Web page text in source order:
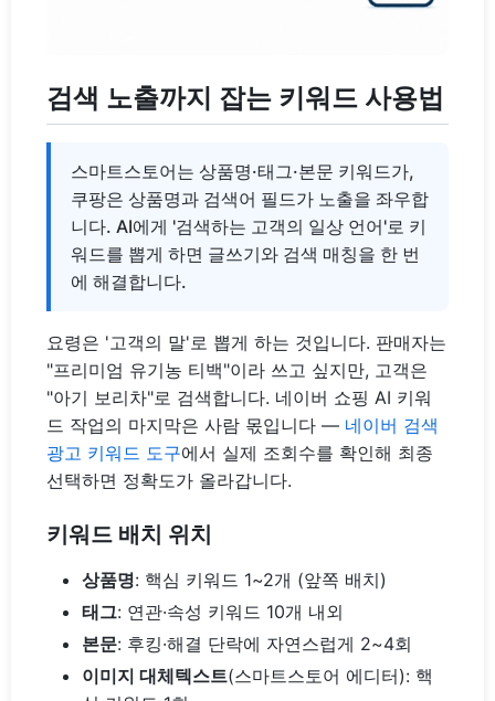
검색 노출까지 잡는 키워드 사용법
스마트스토어는 상품명·태그·본문 키워드가,
쿠팡은 상품명과 검색어 필드가 노출을 좌우합
니다. AI에게 '검색하는 고객의 일상 언어'로 키
워드를 뽑게 하면 글쓰기와 검색 매칭을 한 번
에 해결합니다.
요령은 '고객의 말'로 뽑게 하는 것입니다. 판매자는
"프리미엄 유기농 티백"이라 쓰고 싶지만, 고객은
"아기 보리차"로 검색합니다. 네이버 쇼핑 AI 키워
드 작업의 마지막은 사람 몫입니다 — 네이버 검색
광고 키워드 도구에서 실제 조회수를 확인해 최종
선택하면 정확도가 올라갑니다.
키워드 배치 위치
상품명: 핵심 키워드 1~2개 (앞쪽 배치)
태그: 연관·속성 키워드 10개 내외
본문: 후킹·해결 단락에 자연스럽게 2~4회
이미지 대체텍스트(스마트스토어 에디터): 핵